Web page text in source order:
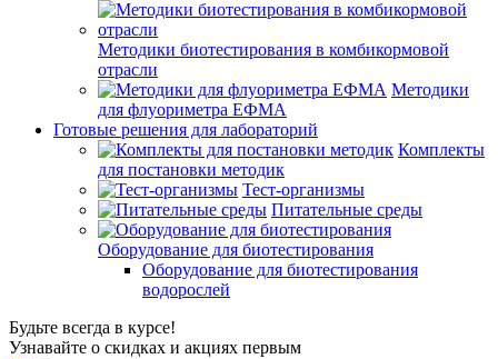
Методики биотестирования в комбикормовой
отрасли
Методики
для флуориметра ЕФМА
Готовые решения для лабораторий
Комплекты
для постановки методик
Тест-организмы
Питательные среды
Оборудование для биотестирования
Оборудование для биотестирования
водорослей
Будьте всегда в курсе!
Узнавайте о скидках и акциях первым